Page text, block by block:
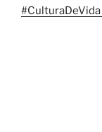
#CulturaDeVida